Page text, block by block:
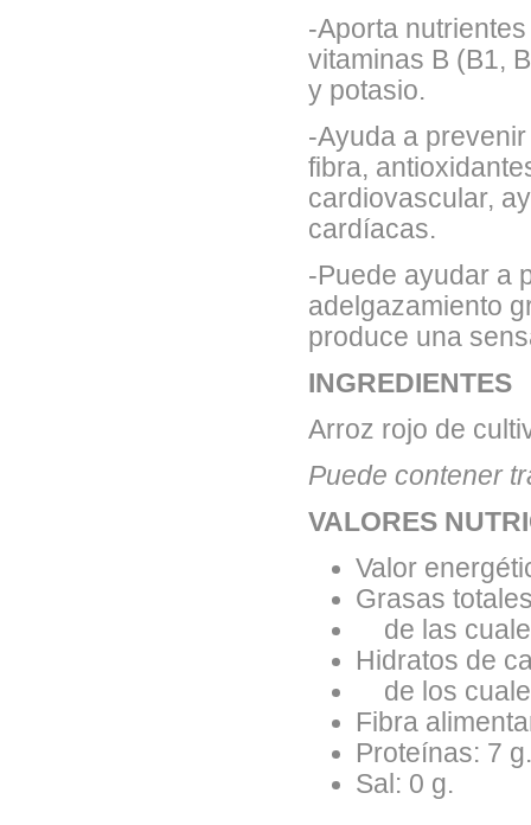
-Aporta
vitaminas B (B1,
y potasio.
-Ayuda a
fibra,
cardiovascular,
cardíacas.
-Puede ayudar a
adelgazamiento
produce una
INGREDIENTES
Arroz rojo de
Puede contener
VALORES
Valor
Grasas
de las
Hidratos de
de los
Fibra
Proteínas: 7 g.
Sal: 0 g.